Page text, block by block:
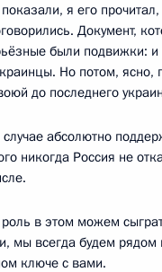
я его
Документ,
были подвижки: и
Но потом, ясно,
до последнего
абсолютно
никогда Россия не
в этом можем
мы всегда будем рядом
ключе с вами.